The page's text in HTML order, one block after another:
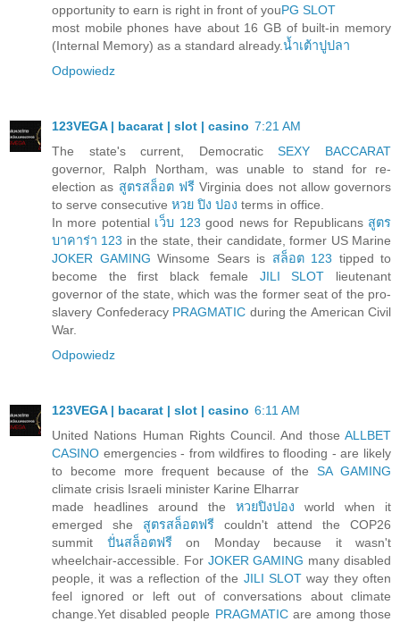
opportunity to earn is right in front of youPG SLOT
most mobile phones have about 16 GB of built-in memory
(Internal Memory) as a standard already.น้ำเต้าปูปลา
Odpowiedz
123VEGA | bacarat | slot | casino 7:21 AM
The state's current, DemocraticSEXY BACCARAT
governor, Ralph Northam, was unable to stand for re-
election as สูตรสล็อต ฟรีVirginia does not allow governors
to serve consecutive หวย ปิง ปอง terms in office.
In more potential เว็บ 123 good news for Republicans สูตร
บาคาร่า 123 in the state, their candidate, former US Marine
JOKER GAMING Winsome Sears is สล็อต 123 tipped to
become the first black female JILI SLOT lieutenant
governor of the state, which was the former seat of the pro-
slavery Confederacy PRAGMATIC during the American Civil
War.
Odpowiedz
123VEGA | bacarat | slot | casino 6:11 AM
United Nations Human Rights Council. And those ALLBET
CASINO emergencies - from wildfires to flooding - are likely
to become more frequent because of theSA GAMING
climate crisis Israeli minister Karine Elharrar
made headlines around the หวยปิงปอง world when it
emerged she สูตรสล็อตฟรีcouldn't attend the COP26
summit ปั่นสล็อตฟรีon Monday because it wasn't
wheelchair-accessible. For JOKER GAMING many disabled
people, it was a reflection of the JILI SLOTway they often
feel ignored or left out of conversations about climate
change.Yet disabled people PRAGMATICare among those